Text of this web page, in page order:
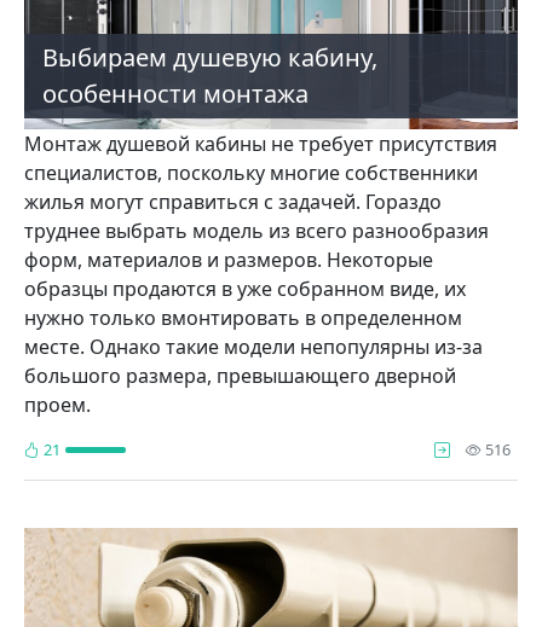
Выбираем душевую кабину,
особенности монтажа
Монтаж душевой кабины не требует присутствия
специалистов, поскольку многие собственники
жилья могут справиться с задачей. Гораздо
труднее выбрать модель из всего разнообразия
форм, материалов и размеров. Некоторые
образцы продаются в уже собранном виде, их
нужно только вмонтировать в определенном
месте. Однако такие модели непопулярны из-за
большого размера, превышающего дверной
проем.
21 516